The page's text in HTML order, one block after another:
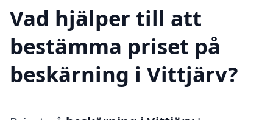
Vad hjälper till att
bestämma priset på
beskärning i Vittjärv?